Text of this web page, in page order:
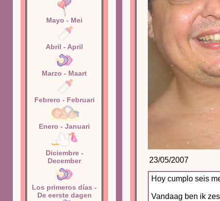
Mayo - Mei
Abril - April
Marzo - Maart
Febrero - Februari
Enero - Januari
Diciembre -
December
Los primeros días -
De eerste dagen
23/05/2007
Hoy cumplo seis
Vandaag ben ik